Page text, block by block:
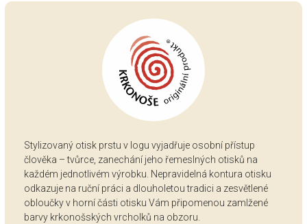
Stylizovaný otisk prstu v logu vyjadřuje osobní přístup
člověka – tvůrce, zanechání jeho řemeslných otisků na
každém jednotlivém výrobku. Nepravidelná kontura otisku
odkazuje na ruční práci a dlouholetou tradici a zesvětlené
obloučky v horní části otisku Vám připomenou zamlžené
barvy krkonošských vrcholků na obzoru.